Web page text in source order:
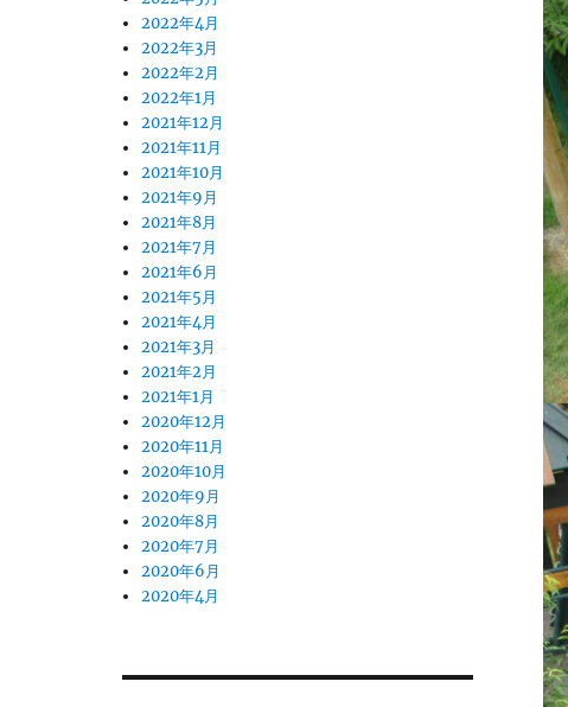
2022年4月
2022年3月
2022年2月
2022年1月
2021年12月
2021年11月
2021年10月
2021年9月
2021年8月
2021年7月
2021年6月
2021年5月
2021年4月
2021年3月
2021年2月
2021年1月
2020年12月
2020年11月
2020年10月
2020年9月
2020年8月
2020年7月
2020年6月
2020年4月